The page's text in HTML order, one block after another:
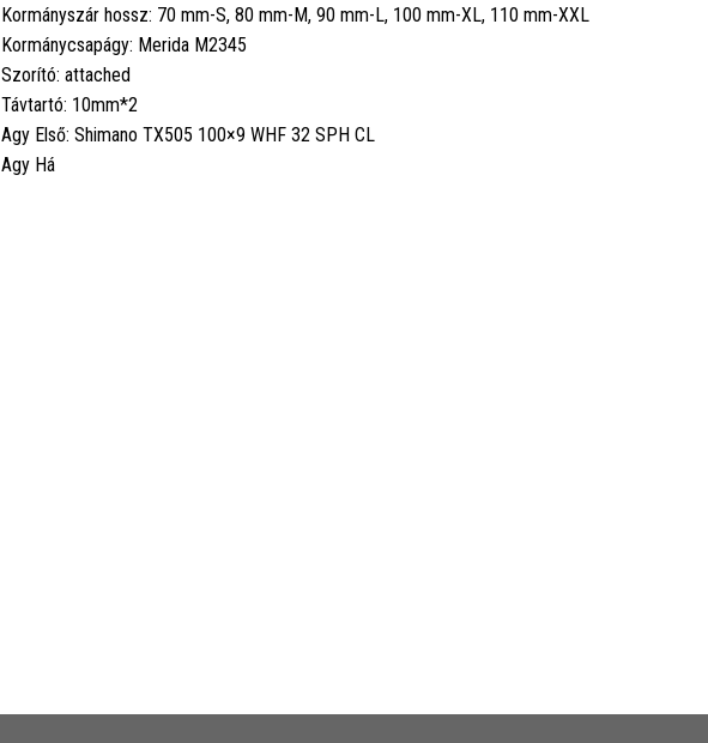
Kormányszár hossz: 70 mm-S, 80 mm-M, 90 mm-L, 100 mm-XL, 110 mm-XXL
Kormánycsapágy: Merida M2345
Szorító: attached
Távtartó: 10mm*2
Agy Első: Shimano TX505 100×9 WHF 32 SPH CL
Agy Há